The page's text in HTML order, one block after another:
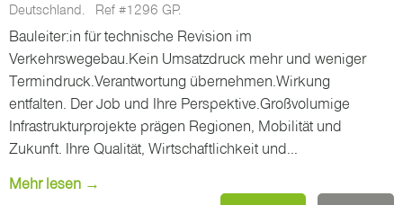
Deutschland. Ref #1296 GP.
Bauleiter:in für technische Revision im
Verkehrswegebau.Kein Umsatzdruck mehr und weniger
Termindruck.Verantwortung übernehmen.Wirkung
entfalten. Der Job und Ihre Perspektive.Großvolumige
Infrastrukturprojekte prägen Regionen, Mobilität und
Zukunft. Ihre Qualität, Wirtschaftlichkeit und...
Mehr lesen →